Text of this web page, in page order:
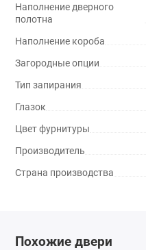
Наполнение дверного
полотна
Наполнение короба
Загородные опции
Тип запирания
Глазок
Цвет фурнитуры
Производитель
Страна производства
Похожие двери